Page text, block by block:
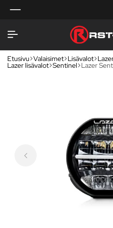
Etusivu Valaisimet Lisävalot
Lazer lisävalot Sentinel Lazer